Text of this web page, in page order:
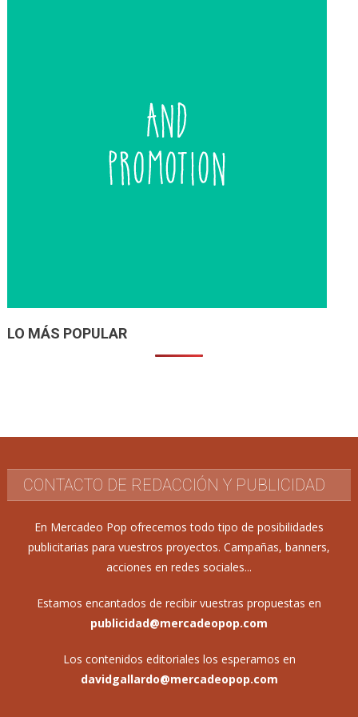
LO MÁS POPULAR
CONTACTO DE REDACCIÓN Y PUBLICIDAD
En Mercadeo Pop ofrecemos todo tipo de posibilidades
publicitarias para vuestros proyectos. Campañas, banners,
acciones en redes sociales...
Estamos encantados de recibir vuestras propuestas en
publicidad@mercadeopop.com
Los contenidos editoriales los esperamos en
davidgallardo@mercadeopop.com